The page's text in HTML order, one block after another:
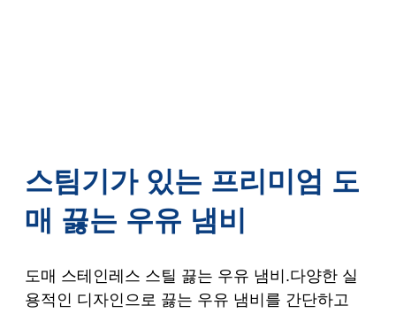
스팀기가 있는 프리미엄 도
매 끓는 우유 냄비
도매 스테인레스 스틸 끓는 우유 냄비.다양한 실
용적인 디자인으로 끓는 우유 냄비를 간단하고